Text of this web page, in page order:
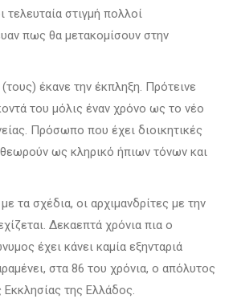
τελευταία στιγμή πολλοί
πως θα μετακομίσουν στην
έκανε την έκπληξη. Πρότεινε
του μόλις έναν χρόνο ως το νέο
Πρόσωπο που έχει διοικητικές
ως κληρικό ήπιων τόνων και
τα σχέδια, οι αρχιμανδρίτες με την
Δεκαεπτά χρόνια πια ο
έχει κάνει καμία εξηνταριά
στα 86 του χρόνια, ο απόλυτος
Εκκλησίας της Ελλάδος.